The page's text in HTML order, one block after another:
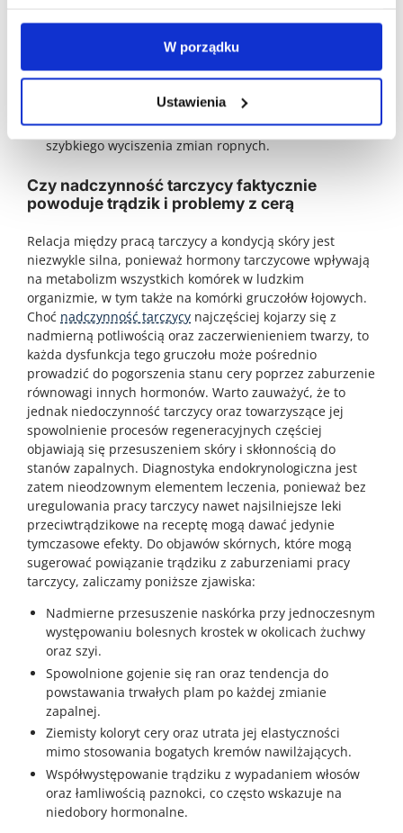
W porządku
Ustawienia
przebarwienia pozapalne.
Suplementacja oraz stosowanie preparatów z
niacynamidem, który skutecznie reguluje wydzielanie
sebum i łagodzi zaczerwienienia.
Profesjonalna maść na trądzik na receptę zawierająca
antybiotyk w połączeniu z nadtlenkiem benzoilu dla
szybkiego wyciszenia zmian ropnych.
Czy nadczynność tarczycy faktycznie
powoduje trądzik i problemy z cerą
Relacja między pracą tarczycy a kondycją skóry jest
niezwykle silna, ponieważ hormony tarczycowe wpływają
na metabolizm wszystkich komórek w ludzkim
organizmie, w tym także na komórki gruczołów łojowych.
Choć nadczynność tarczycy najczęściej kojarzy się z
nadmierną potliwością oraz zaczerwienieniem twarzy, to
każda dysfunkcja tego gruczołu może pośrednio
prowadzić do pogorszenia stanu cery poprzez zaburzenie
równowagi innych hormonów. Warto zauważyć, że to
jednak niedoczynność tarczycy oraz towarzyszące jej
spowolnienie procesów regeneracyjnych częściej
objawiają się przesuszeniem skóry i skłonnością do
stanów zapalnych. Diagnostyka endokrynologiczna jest
zatem nieodzownym elementem leczenia, ponieważ bez
uregulowania pracy tarczycy nawet najsilniejsze leki
przeciwtrądzikowe na receptę mogą dawać jedynie
tymczasowe efekty. Do objawów skórnych, które mogą
sugerować powiązanie trądziku z zaburzeniami pracy
tarczycy, zaliczamy poniższe zjawiska:
Nadmierne przesuszenie naskórka przy jednoczesnym
występowaniu bolesnych krostek w okolicach żuchwy
oraz szyi.
Spowolnione gojenie się ran oraz tendencja do
powstawania trwałych plam po każdej zmianie
zapalnej.
Ziemisty koloryt cery oraz utrata jej elastyczności
mimo stosowania bogatych kremów nawilżających.
Współwystępowanie trądziku z wypadaniem włosów
oraz łamliwością paznokci, co często wskazuje na
niedobory hormonalne.